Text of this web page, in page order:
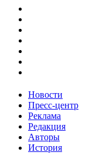
Новости
Пресс-центр
Реклама
Редакция
Авторы
История